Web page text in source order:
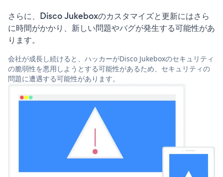
さらに、Disco Jukeboxのカスタマイズと更新にはさら
に時間がかかり、新しい問題やバグが発生する可能性があ
ります。
会社が成長し続けると、ハッカーがDisco Jukeboxのセキュリティ
の脆弱性を悪用しようとする可能性があるため、セキュリティの
問題に遭遇する可能性があります。